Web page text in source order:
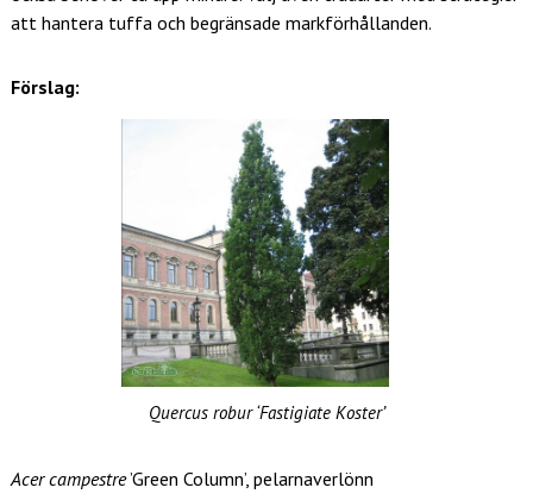
att hantera tuffa och begränsade markförhållanden.
Förslag:
Quercus robur ‘Fastigiate Koster’
Acer campestre’Green Column’, pelarnaverlönn